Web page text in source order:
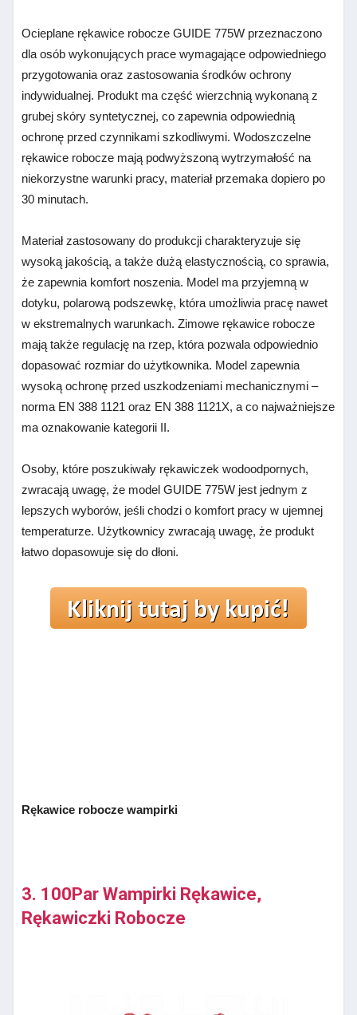
Ocieplane rękawice robocze GUIDE 775W przeznaczono
dla osób wykonujących prace wymagające odpowiedniego
przygotowania oraz zastosowania środków ochrony
indywidualnej. Produkt ma część wierzchnią wykonaną z
grubej skóry syntetycznej, co zapewnia odpowiednią
ochronę przed czynnikami szkodliwymi. Wodoszczelne
rękawice robocze mają podwyższoną wytrzymałość na
niekorzystne warunki pracy, materiał przemaka dopiero po
30 minutach.
Materiał zastosowany do produkcji charakteryzuje się
wysoką jakością, a także dużą elastycznością, co sprawia,
że zapewnia komfort noszenia. Model ma przyjemną w
dotyku, polarową podszewkę, która umożliwia pracę nawet
w ekstremalnych warunkach. Zimowe rękawice robocze
mają także regulację na rzep, która pozwala odpowiednio
dopasować rozmiar do użytkownika. Model zapewnia
wysoką ochronę przed uszkodzeniami mechanicznymi –
norma EN 388 1121 oraz EN 388 1121X, a co najważniejsze
ma oznakowanie kategorii II.
Osoby, które poszukiwały rękawiczek wodoodpornych,
zwracają uwagę, że model GUIDE 775W jest jednym z
lepszych wyborów, jeśli chodzi o komfort pracy w ujemnej
temperaturze. Użytkownicy zwracają uwagę, że produkt
łatwo dopasowuje się do dłoni.
Rękawice robocze wampirki
3. 100Par Wampirki Rękawice,
Rękawiczki Robocze